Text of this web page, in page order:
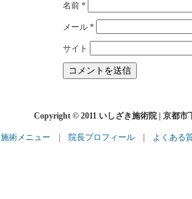
名前 *
メール *
サイト
Copyright © 2011 いしざき施術院 | 京都
施術メニュー 院長プロフィール
よくある